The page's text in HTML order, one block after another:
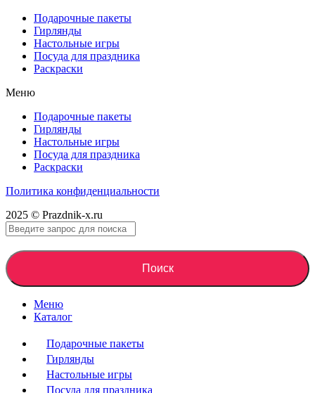
Подарочные пакеты
Гирлянды
Настольные игры
Посуда для праздника
Раскраски
Меню
Подарочные пакеты
Гирлянды
Настольные игры
Посуда для праздника
Раскраски
Политика конфиденциальности
2025 © Prazdnik-x.ru
Поиск
Меню
Каталог
Подарочные пакеты
Гирлянды
Настольные игры
Посуда для праздника